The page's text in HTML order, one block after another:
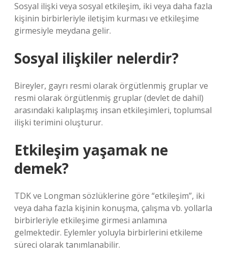
Sosyal ilişki veya sosyal etkileşim, iki veya daha fazla
kişinin birbirleriyle iletişim kurması ve etkileşime
girmesiyle meydana gelir.
Sosyal ilişkiler nelerdir?
Bireyler, gayrı resmi olarak örgütlenmiş gruplar ve
resmi olarak örgütlenmiş gruplar (devlet de dahil)
arasındaki kalıplaşmış insan etkileşimleri, toplumsal
ilişki terimini oluşturur.
Etkileşim yaşamak ne
demek?
TDK ve Longman sözlüklerine göre “etkileşim”, iki
veya daha fazla kişinin konuşma, çalışma vb. yollarla
birbirleriyle etkileşime girmesi anlamına
gelmektedir. Eylemler yoluyla birbirlerini etkileme
süreci olarak tanımlanabilir.